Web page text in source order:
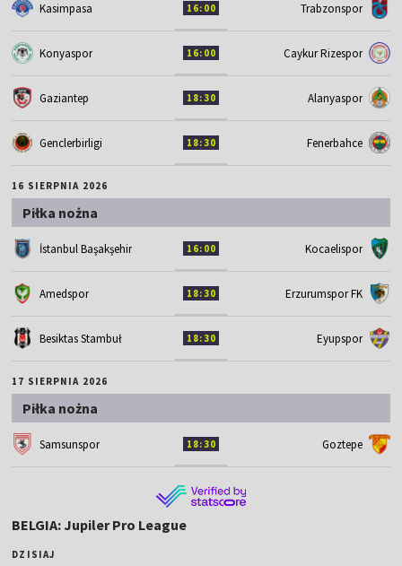
Kasimpasa 16:00 Trabzonspor
Konyaspor 16:00 Caykur Rizespor
Gaziantep 18:30 Alanyaspor
Genclerbirligi 18:30 Fenerbahce
16 SIERPNIA 2026
Piłka nożna
İstanbul Başakşehir 16:00 Kocaelispor
Amedspor 18:30 Erzurumspor FK
Besiktas Stambuł 18:30 Eyupspor
17 SIERPNIA 2026
Piłka nożna
Samsunspor 18:30 Goztepe
BELGIA: Jupiler Pro League
DZISIAJ